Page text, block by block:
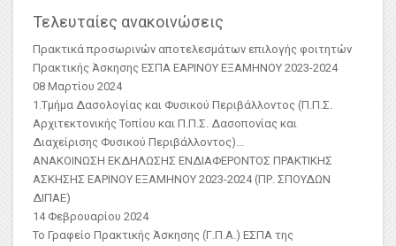
Τελευταίες ανακοινώσεις
Πρακτικά προσωρινών αποτελεσμάτων επιλογής φοιτητών
Πρακτικής Άσκησης ΕΣΠΑ ΕΑΡΙΝΟΥ ΕΞΑΜΗΝΟΥ 2023-2024
08 Μαρτίου 2024
1.Τμήμα Δασολογίας και Φυσικού Περιβάλλοντος (Π.Π.Σ.
Αρχιτεκτονικής Τοπίου και Π.Π.Σ. Δασοπονίας και
Διαχείρισης Φυσικού Περιβάλλοντος)...
ΑΝΑΚΟΙΝΩΣΗ ΕΚΔΗΛΩΣΗΣ ΕΝΔΙΑΦΕΡΟΝΤΟΣ ΠΡΑΚΤΙΚΗΣ
ΑΣKΗΣΗΣ ΕΑΡΙΝΟΥ ΕΞΑΜΗΝΟΥ 2023-2024 (ΠΡ. ΣΠΟΥΔΩΝ
ΔΙΠΑΕ)
14 Φεβρουαρίου 2024
Το Γραφείο Πρακτικής Άσκησης (Γ.Π.Α.) ΕΣΠΑ της